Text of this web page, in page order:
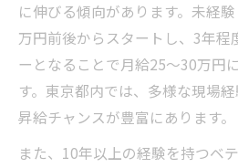
に伸びる傾向があります。未経
万円前後からスタートし、3年程
ーとなることで月給25～30万円
す。東京都内では、多様な現場経
昇給チャンスが豊富にあります。
また、10年以上の経験を持つベ